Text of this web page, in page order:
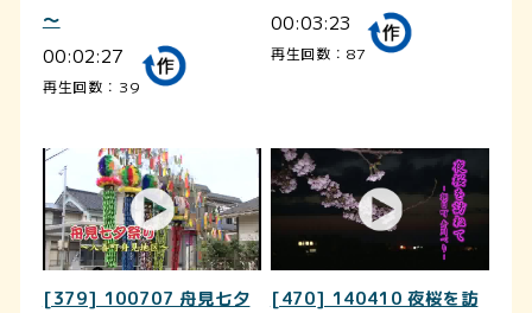
～
00:02:27
再生回数：39
00:03:23
再生回数：87
[379] 100707 舟見七夕
[470] 140410 夜桜を訪